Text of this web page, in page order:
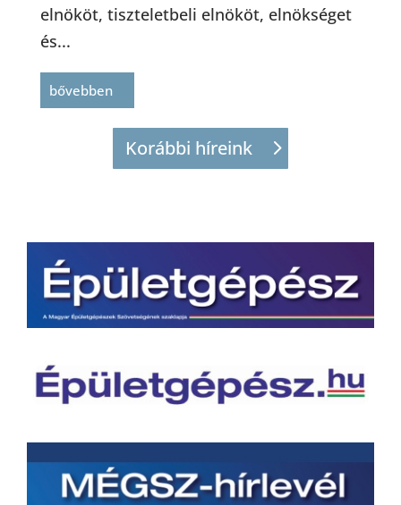
elnököt, tiszteletbeli elnököt, elnökséget
és...
bővebben
Korábbi híreink